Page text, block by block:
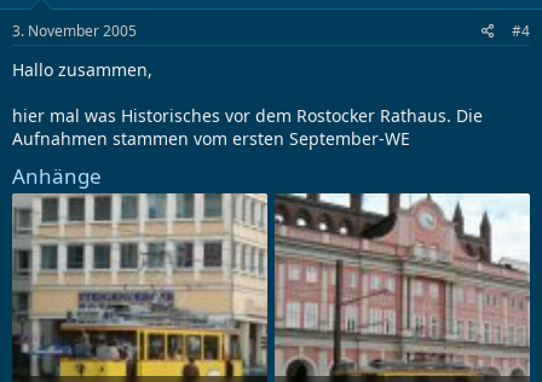
3. November 2005 #4
Hallo zusammen,
hier mal was Historisches vor dem Rostocker Rathaus. Die
Aufnahmen stammen vom ersten September-WE
Anhänge